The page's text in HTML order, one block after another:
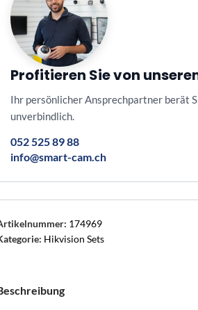
Profitieren Sie von
Ihr persönlicher Ansprechpartner berät
unverbindlich.
052 525 89 88
info@smart-cam.ch
174969
Hikvision Sets